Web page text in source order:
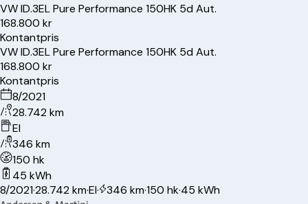
VWID.3EL Pure Performance 150HK 5d Aut.
168.800 kr
Kontantpris
VWID.3EL Pure Performance 150HK 5d Aut.
168.800 kr
Kontantpris
8/2021
28.742 km
El
346 km
150 hk
45 kWh
8/2021·28.742 km·El· 346 km·150 hk·45 kWh